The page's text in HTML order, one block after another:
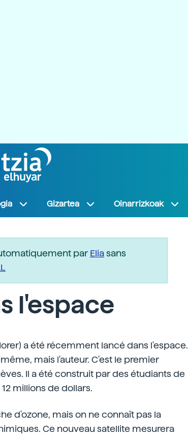
Gizartea Oinarrizkoak
parEliasans
l'espace
a été récemment lancé dans l'espace.
mais l'auteur. C'est le premier
Il a été construit par des étudiants de
millions de dollars.
d'ozone, mais on ne connaît pas la
Ce nouveau satellite mesurera